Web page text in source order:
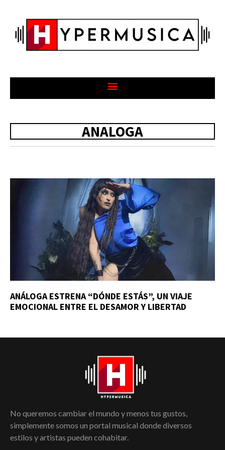
ANALOGA
ANÁLOGA ESTRENA “DÓNDE ESTÁS”, UN VIAJE
EMOCIONAL ENTRE EL DESAMOR Y LIBERTAD
No queremos cambiar el mundo y menos tus gustos,
simplemente somos un portal musical donde diversos
estilos y artistas pueden cohabitar.